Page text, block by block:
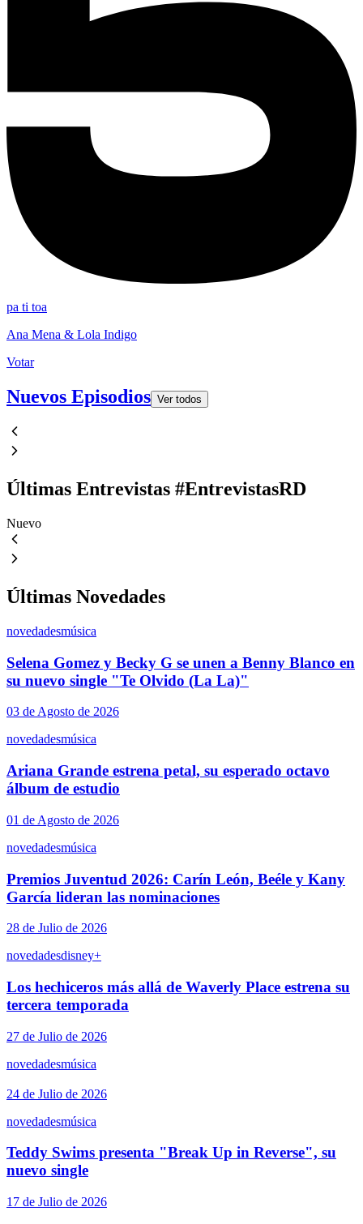
pa ti toa
Ana Mena & Lola Indigo
Votar
Nuevos Episodios Ver todos
Últimas Entrevistas #EntrevistasRD
Nuevo
Últimas Novedades
novedadesmúsica
Selena Gomez y Becky G se unen a Benny Blanco en
su nuevo single "Te Olvido (La La)"
03 de Agosto de 2026
novedadesmúsica
Ariana Grande estrena petal, su esperado octavo
álbum de estudio
01 de Agosto de 2026
novedadesmúsica
Premios Juventud 2026: Carín León, Beéle y Kany
García lideran las nominaciones
28 de Julio de 2026
novedadesdisney+
Los hechiceros más allá de Waverly Place estrena su
tercera temporada
27 de Julio de 2026
novedadesmúsica
24 de Julio de 2026
novedadesmúsica
Teddy Swims presenta "Break Up in Reverse", su
nuevo single
17 de Julio de 2026